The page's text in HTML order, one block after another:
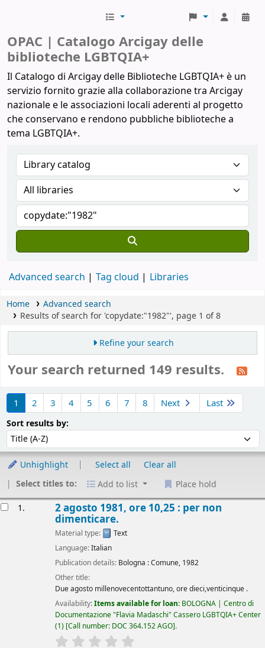
OPAC | Catalogo Arcigay delle
biblioteche LGBTQIA+
Il Catalogo di Arcigay delle Biblioteche LGBTQIA+ è un
servizio fornito grazie alla collaborazione tra Arcigay
nazionale e le associazioni locali aderenti al progetto
che conservano e rendono pubbliche biblioteche a
tema LGBTQIA+.
Advanced search Tag cloud Libraries
Home
Advanced search
Results of search for 'copydate:"1982"', page 1 of 8
Refine your search
Your search returned 149 results.
1 2 3 4 5 6 7 8 Next Last
Sort results by:
Unhighlight Select all
Clear all
Select titles to:
Add to list Place hold
1. 2 agosto 1981, ore 10,25 : per non
dimenticare.
Material type:
Text
Language:Italian
Publication details: Bologna :Comune, 1982
Other title:
Due agosto millenovecentottantuno, ore dieci,venticinque .
Availability:Items available for loan: BOLOGNA | Centro di
Documentazione "Flavia Madaschi" Cassero LGBTQIA+ Center
(1) Call number: DOC 364.152 AGO .
star rating